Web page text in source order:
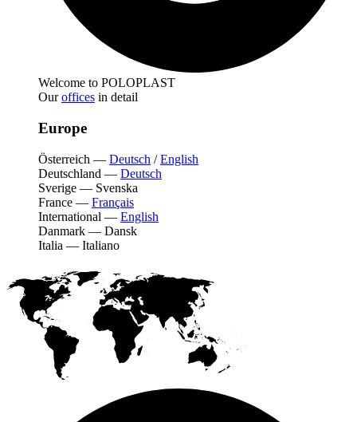
Welcome to POLOPLAST
Ouroffices in detail
Europe
Österreich — Deutsch /English
Deutschland — Deutsch
Sverige — Svenska
France — Français
International — English
Danmark — Dansk
Italia — Italiano